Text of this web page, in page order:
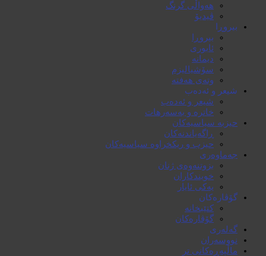
هەواڵی گرنگ
ڤیدیۆ
بیروڕا
بیروڕا
ئابوری
دیمانە
سۆشیالیزم
وتەی هەفتە
شیعر و ئەدەب
شیعر و ئەدەب
خاترە و بەسەرهات
حیزبە سیاسیەکان
ڕاگەیاندنەکان
حیزب و ریکخراوە سیاسیەکان
جەماوەری
بزوتنەوەی ژنان
خویند‌کاران
یەکی ئایار
گۆڤارەکان
کتێبخانە
گۆڤارەکان
گەلەری
نووسەران
ماڵپەڕەکانی تر